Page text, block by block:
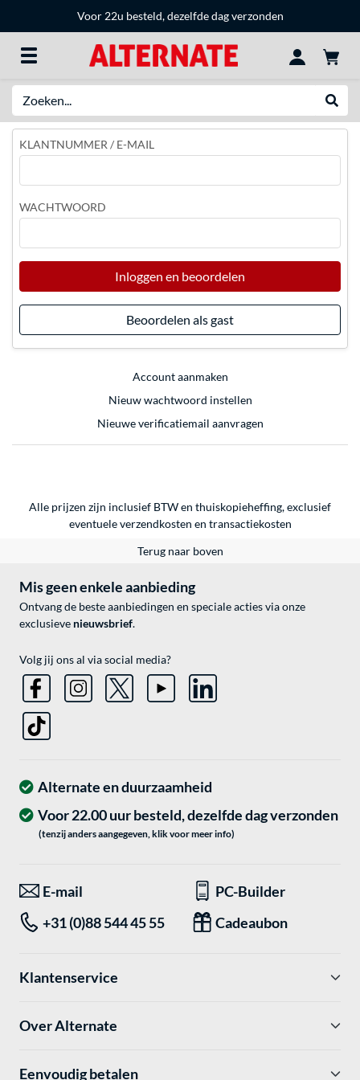
Voor 22u besteld, dezelfde dag verzonden
KLANTNUMMER / E-MAIL
WACHTWOORD
Inloggen en beoordelen
Beoordelen als gast
Account aanmaken
Nieuw wachtwoord instellen
Nieuwe verificatiemail aanvragen
Alle prijzen zijn inclusief BTW en thuiskopieheffing, exclusief
eventueleverzendkosten en transactiekosten
Terug naar boven
Mis geen enkele aanbieding
Ontvang de beste aanbiedingen en speciale acties via onze
exclusieve nieuwsbrief.
Volg jij ons al via social media?
Alternate en duurzaamheid
Voor 22.00 uur besteld, dezelfde dag verzonden
(tenzij anders aangegeven, klik voor meer info)
E-mail
PC-Builder
+31 (0)88 544 45 55
Cadeaubon
Klantenservice
Over Alternate
Eenvoudig betalen